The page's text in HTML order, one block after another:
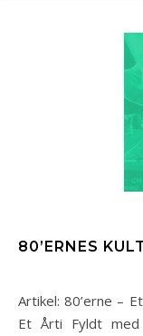
80’ERNES
Artikel: 80’erne – Et Årti Fyldt med Kultur og Stil 80’erne –
Et Årti Fyldt